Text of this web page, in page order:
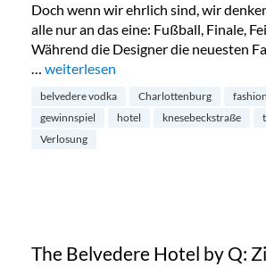
Doch wenn wir ehrlich sind, wir
alle nur an das eine: Fußball, Finale,
Während die Designer die neuesten
… „Gewinne ein Belvedere Vodka
weiterlesen
belvedere vodka Charlottenburg
gewinnspiel
hotel knesebeckstraße
Verlosung
The Belvedere Hotel by Q: